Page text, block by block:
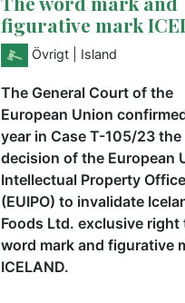
figurative mark
Övrigt | Island
The General Court of the
European Union
year in Case T-105/23 the
decision of the European
Intellectual Property Office
(EUIPO) to invalidate
Foods Ltd. exclusive right
word mark and figurative
ICELAND.